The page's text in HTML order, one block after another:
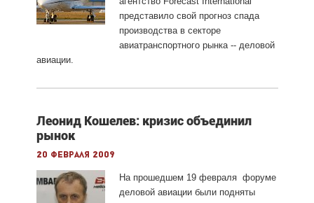
представило свой прогноз спада
производства в секторе
авиатранспортного рынка -- деловой
авиации.
Леонид Кошелев: кризис объединил
рынок
20 февраля 2009
На прошедшем 19 февраля форуме
деловой авиации были подняты